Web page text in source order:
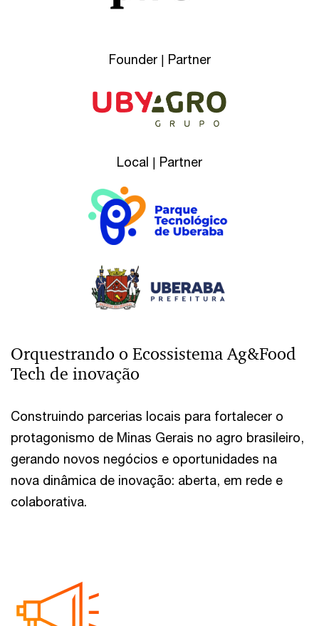
Founder | Partner
Local | Partner
Orquestrando o Ecossistema Ag&Food
Tech de inovação
Construindo parcerias locais para fortalecer o
protagonismo de Minas Gerais no agro brasileiro,
gerando novos negócios e oportunidades na
nova dinâmica de inovação: aberta, em rede e
colaborativa.